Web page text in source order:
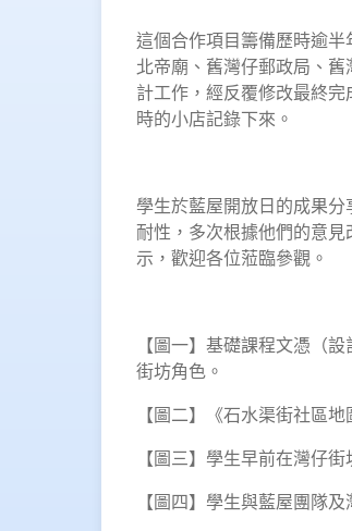
這個合作項目籌備歷時逾
北帝廟、舊灣仔郵政局、
計工作，經反覆修改最終
時的小店記錄下來。
學生於藍屋開放日的成果
耐性，多次根據他們的意
示，歡迎各位蒞臨參觀。
【圖一】基礎課程文憑（
街坊角色。
【圖二】《石水渠街社區地
【圖三】學生早前在灣仔
【圖四】學生與藍屋團隊